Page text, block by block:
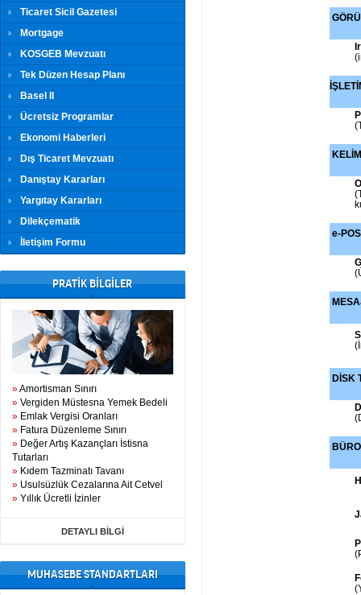
Ticaret Sicil Gazetesi
Mortgage
KOSGEB Mevzuatı
Tek Düzen Hesap Planı
Basel II
Ücretsiz Programlar
Ekonomi Haberleri
Dış Ticaret Mevzuatı
Danıştay Kararları
Yargıtay Kararları
Dilekçematik
İletişim Formu
PRATİK BİLGİLER
»Amortisman Sınırı
» Vergiden Müstesna Yemek Bedeli
» Emlak Vergisi Oranları
» Fatura Düzenleme Sınırı
» Değer Artış Kazançları İstisna
Tutarları
» Kıdem Tazminatı Tavanı
» Usulsüzlük Cezalarına Ait Cetvel
» Yıllık Ücretli İzinler
DETAYLI BİLGİ
MUHASEBE STANDARTLARI
e-
DİSK
BÜRO